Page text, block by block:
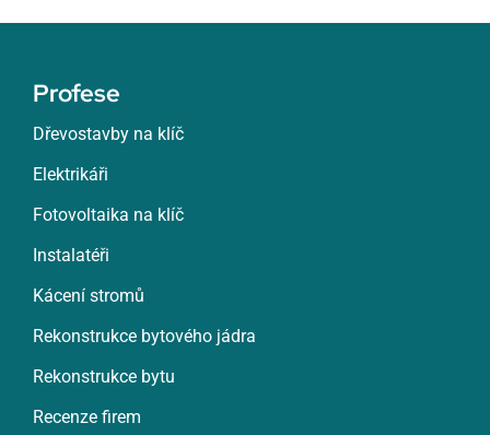
Žďár nad Sázavou
Zlín
Znojmo
Roztoky
Profese
Dřevostavby na klíč
Elektrikáři
Fotovoltaika na klíč
Instalatéři
Kácení stromů
Rekonstrukce bytového jádra
Rekonstrukce bytu
Recenze firem